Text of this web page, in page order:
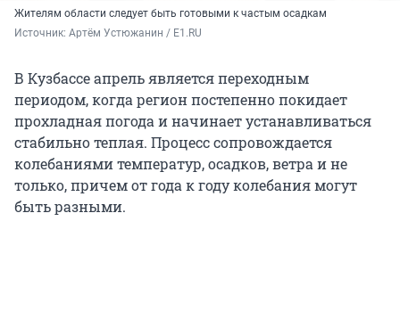
Жителям области следует быть готовыми к частым осадкам
Источник: Артём Устюжанин / E1.RU
В Кузбассе апрель является переходным
периодом, когда регион постепенно покидает
прохладная погода и начинает устанавливаться
стабильно теплая. Процесс сопровождается
колебаниями температур, осадков, ветра и не
только, причем от года к году колебания могут
быть разными.